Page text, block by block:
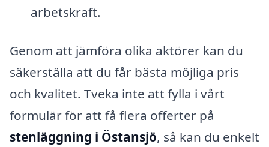
arbetskraft.
Genom att jämföra olika aktörer kan du
säkerställa att du får bästa möjliga pris
och kvalitet. Tveka inte att fylla i vårt
formulär för att få flera offerter på
stenläggning i Östansjö, så kan du enkelt